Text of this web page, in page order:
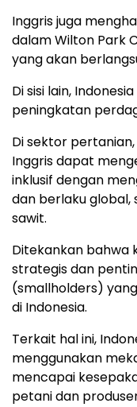
Inggris juga
dalam Wilton Park
yang akan
Di sisi lain,
peningkatan
Di sektor
Inggris dapat
inklusif dengan
dan berlaku global,
sawit.
Ditekankan bahwa
strategis dan
(smallholders)
di Indonesia.
Terkait hal ini,
menggunakan
mencapai
petani dan